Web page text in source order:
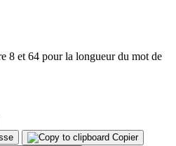
8 et 64 pour la longueur du mot de
Copier